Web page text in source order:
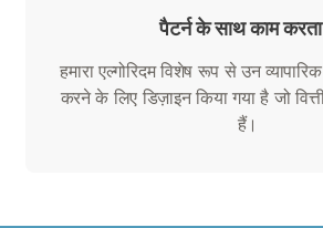
पैटर्न के साथ काम
हमारा एल्गोरिदम विशेष रूप से उन व्यापारिक
करने के लिए डिज़ाइन किया गया है जो
हैं।